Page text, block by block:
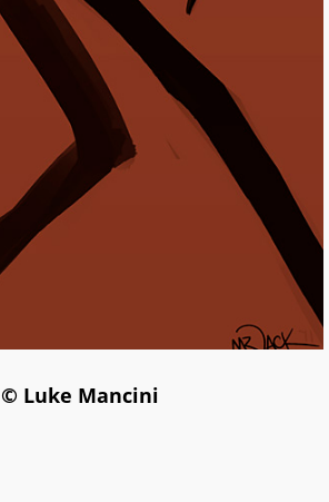
© Luke Mancini